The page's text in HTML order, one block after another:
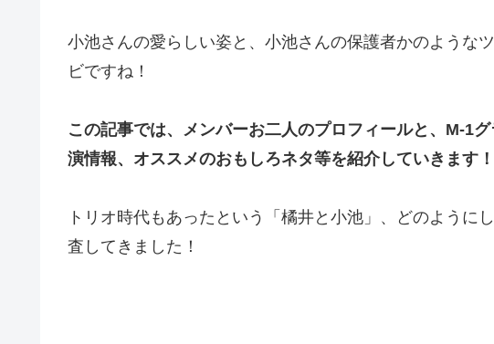
小池さんの愛らしい姿と、小池さんの保護者かのような
ビですね！
この記事では、メンバーお二人のプロフィールと、M-1
演情報、オススメのおもしろネタ等を紹介していきます！
トリオ時代もあったという「橘井と小池」、どのように
査してきました！